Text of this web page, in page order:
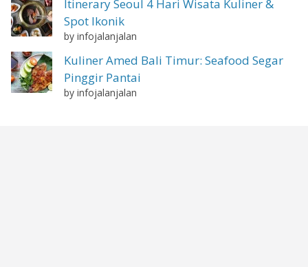
Itinerary Seoul 4 Hari Wisata Kuliner &
Spot Ikonik
by infojalanjalan
Kuliner Amed Bali Timur: Seafood Segar
Pinggir Pantai
by infojalanjalan